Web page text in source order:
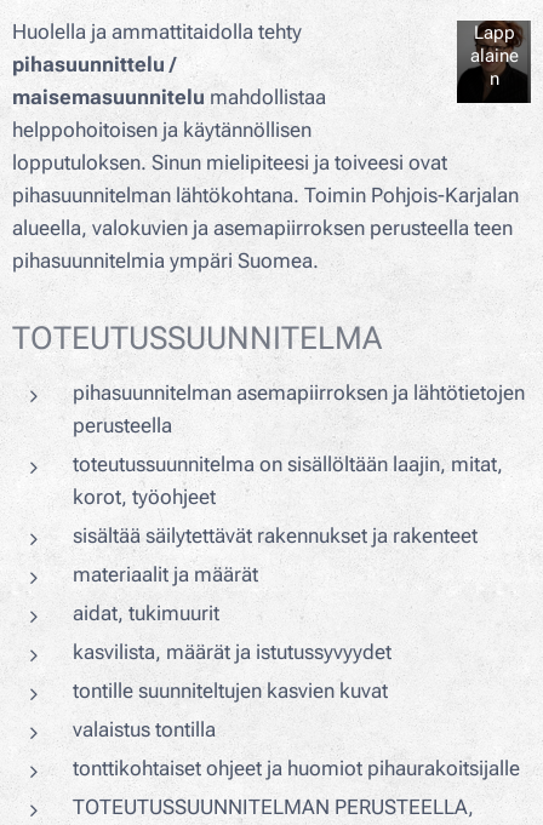
Lapp
alaine
n
Huolella ja ammattitaidolla tehty
pihasuunnittelu /
maisemasuunnitelu mahdollistaa
helppohoitoisen ja käytännöllisen
lopputuloksen. Sinun mielipiteesi ja toiveesi ovat
pihasuunnitelman lähtökohtana. Toimin Pohjois-Karjalan
alueella, valokuvien ja asemapiirroksen perusteella teen
pihasuunnitelmia ympäri Suomea.
TOTEUTUSSUUNNITELMA
pihasuunnitelman asemapiirroksen ja lähtötietojen
perusteella
toteutussuunnitelma on sisällöltään laajin, mitat,
korot, työohjeet
sisältää säilytettävät rakennukset ja rakenteet
materiaalit ja määrät
aidat, tukimuurit
kasvilista, määrät ja istutussyvyydet
tontille suunniteltujen kasvien kuvat
valaistus tontilla
tonttikohtaiset ohjeet ja huomiot pihaurakoitsijalle
TOTEUTUSSUUNNITELMAN PERUSTEELLA,